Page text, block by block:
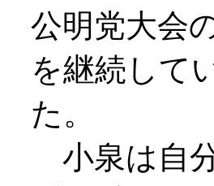
公明党大会
を継続して
た。
小泉は自